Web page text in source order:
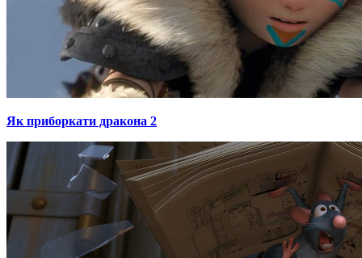
Як приборкати дракона 2